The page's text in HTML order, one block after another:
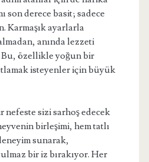
son derece basit; sadece
Karmaşık ayarlarla
anında lezzeti
özellikle yoğun bir
isteyenler için büyük
nefeste sizi sarhoş edecek
birleşimi, hem tatlı
sunarak,
bir iz bırakıyor. Her